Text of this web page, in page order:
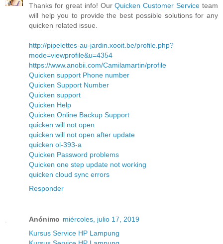
Thanks for great info! OurQuicken Customer Service team
will help you to provide the best possible solutions for any
quicken related issue.
http://pipelettes-au-jardin.xooit.be/profile.php?
mode=viewprofile&u=4354
https://www.anobii.com/Camilamartin/profile
Quicken support Phone number
Quicken Support Number
Quicken support
Quicken Help
Quicken Online Backup Support
quicken will not open
quicken will not open after update
quicken ol-393-a
Quicken Password problems
Quicken one step update not working
quicken cloud sync errors
Responder
Anónimo miércoles, julio 17, 2019
Kursus Service HP Lampung